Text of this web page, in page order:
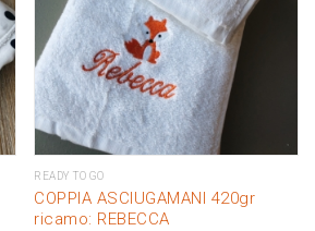
READY TO GO
COPPIA ASCIUGAMANI 420gr
ricamo: REBECCA